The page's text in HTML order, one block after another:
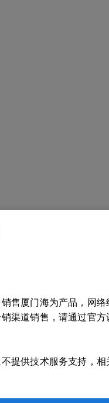
售厦门海为产品，网络
渠道销售，请通过官方
提供技术服务支持，相